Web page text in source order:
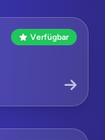
Verfügbar